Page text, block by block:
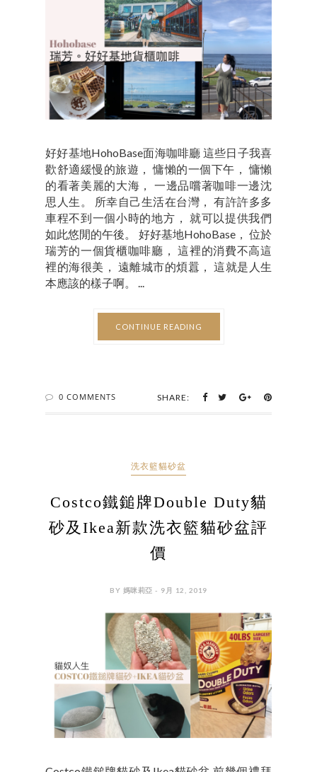
好好基地HohoBase面海咖啡廳 這些日子我喜
歡舒適緩慢的旅遊， 慵懶的一個下午， 慵懶
的看著美麗的大海， 一邊品嚐著咖啡一邊沈
思人生。 所幸自己生活在台灣， 有許許多多
車程不到一個小時的地方， 就可以提供我們
如此悠閒的午後。 好好基地HohoBase， 位於
瑞芳的一個貨櫃咖啡廳， 這裡的消費不高這
裡的海很美， 遠離城市的煩囂， 這就是人生
本應該的樣子啊。 ...
CONTINUE READING
0 COMMENTS SHARE:
洗衣籃貓砂盆
Costco鐵鎚牌Double Duty貓
砂及Ikea新款洗衣籃貓砂盆評
價
BY 媽咪莉亞 - 9月 12, 2019